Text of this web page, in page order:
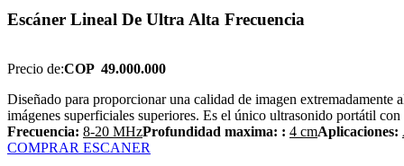
Escáner Lineal De Ultra Alta Frecuencia
Precio de:COP 49.000.000
Diseñado para proporcionar una calidad de imagen
imágenes superficiales superiores. Es el único ultrasonido portátil
Frecuencia: 8-20 MHzProfundidad maxima: : 4 cmAplicaciones:
COMPRAR ESCANER